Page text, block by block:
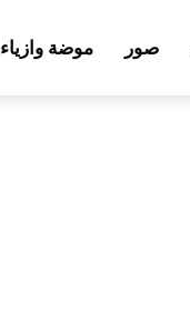
صور موضة وازياء